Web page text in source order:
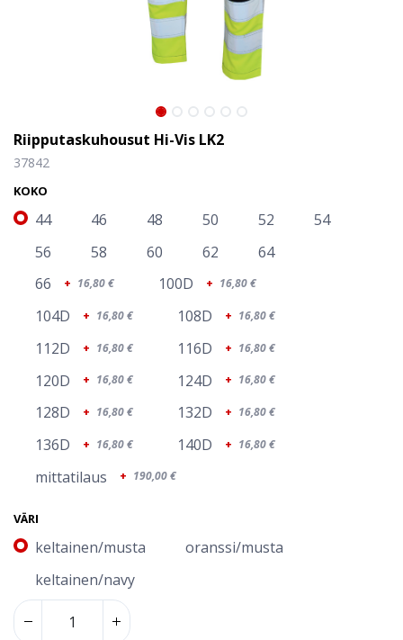
Riipputaskuhousut Hi-Vis LK2
37842
KOKO
44 46 48 50 52
54
56
58 60 62
64
66
+ 16,80€ 100D + 16,80€
104D + 16,80€ 108D + 16,80€
112D + 16,80€ 116D + 16,80€
120D + 16,80€ 124D + 16,80€
128D + 16,80€ 132D + 16,80€
136D + 16,80€ 140D + 16,80€
mittatilaus + 190,00€
VÄRI
keltainen/musta
oranssi/musta
keltainen/navy